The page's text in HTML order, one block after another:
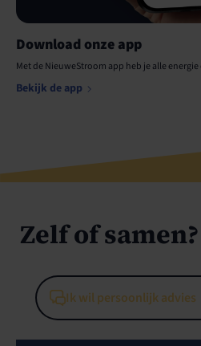
Download onze app
Met de NieuweStroom app heb je alle
Bekijk de app
Zelf of
Ik wil persoonlijk advies